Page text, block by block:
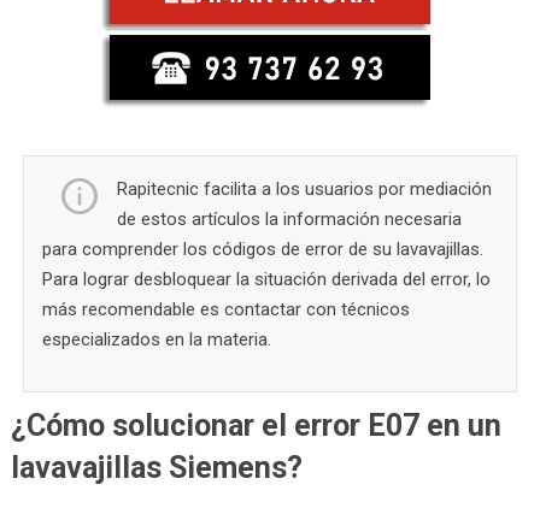
Rapitecnic facilita a los usuarios por mediación
de estos artículos la información necesaria
para comprender los códigos de error de su lavavajillas.
Para lograr desbloquear la situación derivada del error, lo
más recomendable es contactar con técnicos
especializados en la materia.
¿Cómo solucionar el error E07 en un
lavavajillas Siemens?